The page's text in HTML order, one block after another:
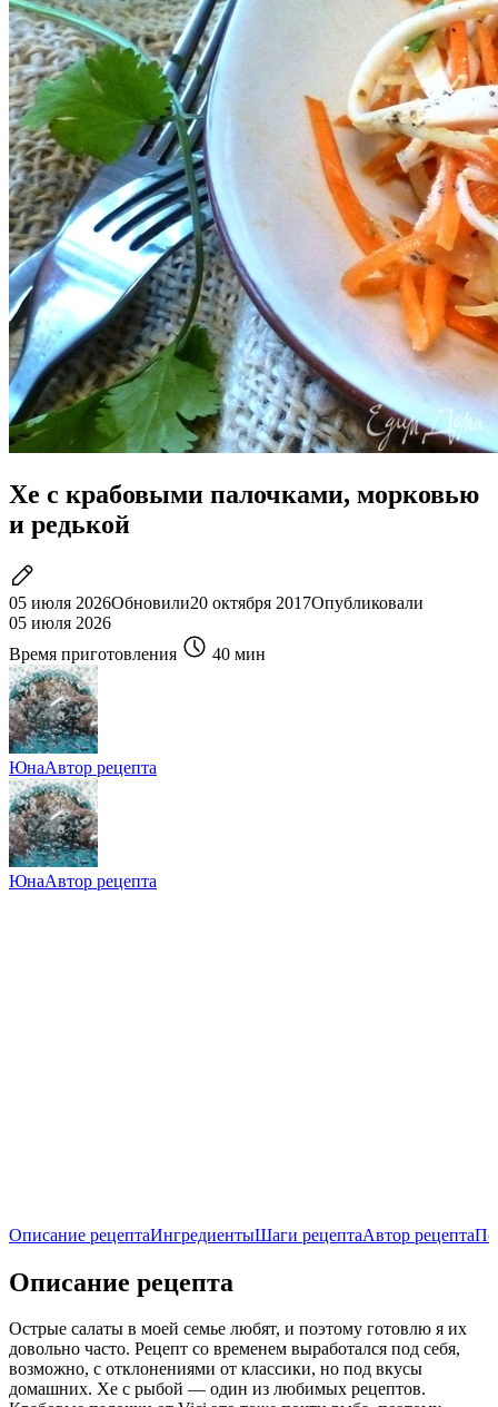
Хе с крабовыми палочками, морковью
и редькой
05 июля 2026Обновили20 октября 2017Опубликовали
05 июля 2026
Время приготовления
40 мин
ЮнаАвтор рецепта
ЮнаАвтор рецепта
Описание рецептаИнгредиентыШаги рецептаАвтор рецепта
Описание рецепта
Острые салаты в моей семье любят, и поэтому готовлю я их
довольно часто. Рецепт со временем выработался под себя,
возможно, с отклонениями от классики, но под вкусы
домашних. Хе с рыбой — один из любимых рецептов.